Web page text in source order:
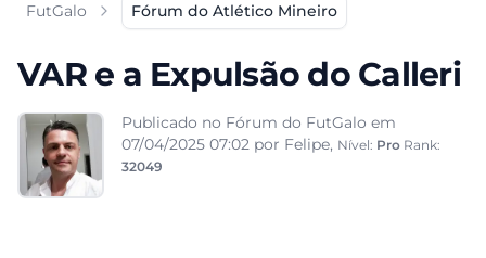
FutGalo Fórum do Atlético Mineiro
VAR e a Expulsão do Calleri
Publicado no Fórum do FutGalo em
07/04/2025 07:02 por Felipe, Nível: Pro Rank:
32049